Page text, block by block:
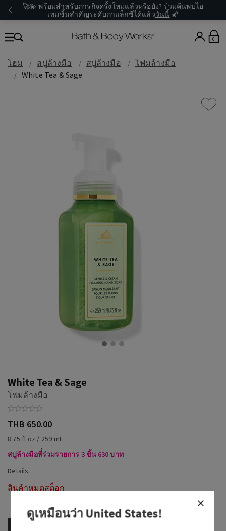
🚀💫 พร้อมสำหรับภารกิจครั้งใหม่แล้วหรือยัง? ร่วมค้นพบไอ
เทมชิ้นสำคัญระดับกาแล็กซีได้แล้ววันนี้ 🌠
0
โฮม สบู่ล้างมือ สบู่ล้างมือ
โฟมล้างมือ
White Tea & Sage
White Tea & Sage
โฟมล้างมือ
THB 650.00
8.75 fl oz / 259 mL
สบู่ล้างมือที่่ร่วมรายการ 3 ชิ้น 630 บาท
สินค้าหมดสต็อก
ดูเหมือนว่าUnited States!